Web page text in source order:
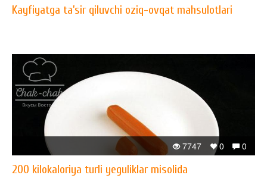
Kayfiyatga ta’sir qiluvchi oziq-ovqat mahsulotlari
0
0
7747
200 kilokaloriya turli yeguliklar misolida